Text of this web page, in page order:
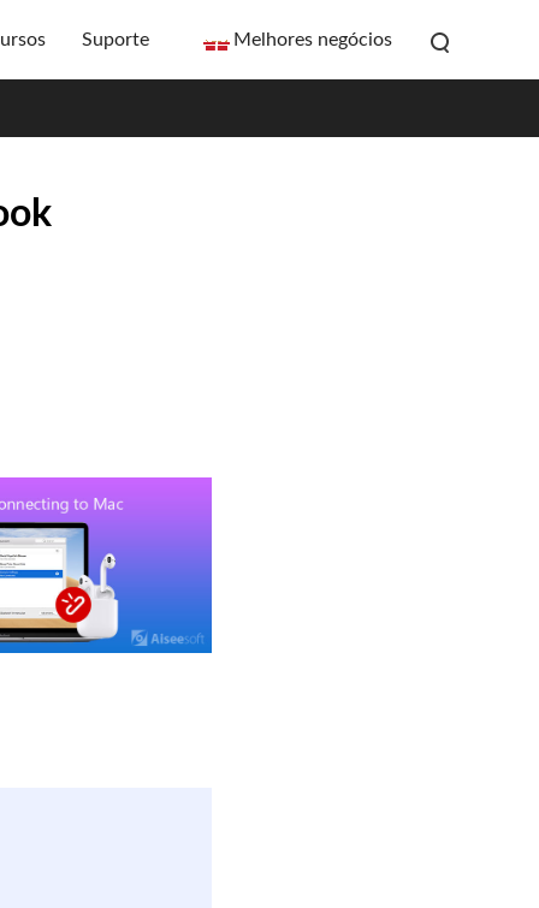
Suporte Melhores negócios